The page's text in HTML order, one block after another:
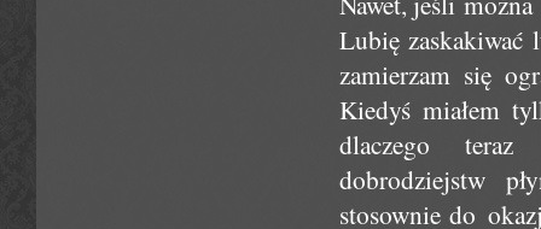
Lubię zaskakiwać
zamierzam się
Kiedyś miałem
dlaczego
dobrodziejstw
stosownie do